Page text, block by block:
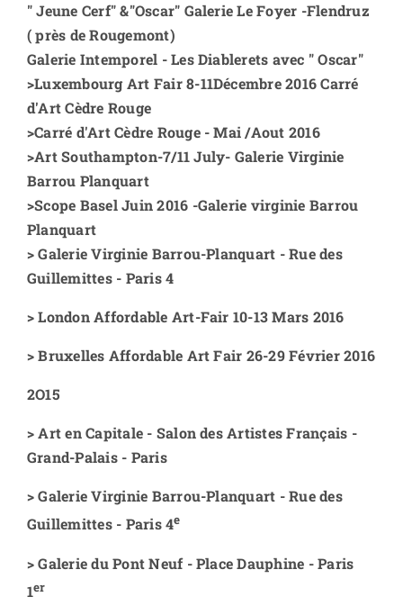
" Jeune Cerf" &"Oscar" Galerie Le Foyer -Flendruz
( près de Rougemont)
Galerie Intemporel - Les Diablerets avec " Oscar"
>Luxembourg Art Fair 8-11Décembre 2016 Carré
d'Art Cèdre Rouge
>Carré d'Art Cèdre Rouge - Mai /Aout 2016
>Art Southampton-7/11 July- Galerie Virginie
Barrou Planquart
>Scope Basel Juin 2016 -Galerie virginie Barrou
Planquart
>Galerie Virginie Barrou-Planquart - Rue des
Guillemittes - Paris 4
>London Affordable Art-Fair 10-13 Mars 2016
>Bruxelles Affordable Art Fair 26-29 Février 2016
2O15
>Art en Capitale - Salon des Artistes Français -
Grand-Palais - Paris
>Galerie Virginie Barrou-Planquart - Rue des
Guillemittes - Paris 4e
>Galerie du Pont Neuf - Place Dauphine - Paris
1er